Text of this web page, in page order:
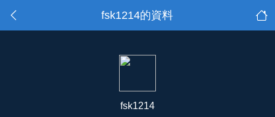
fsk1214的資料
fsk1214